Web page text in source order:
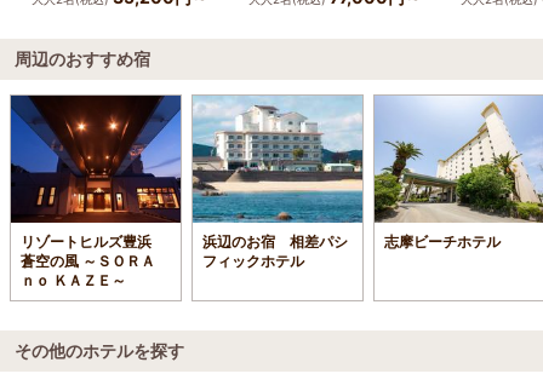
周辺のおすすめ宿
リゾートヒルズ豊浜
蒼空の風 ～ＳＯＲＡ
ｎｏ ＫＡＺＥ～
浜辺のお宿 相差パシ
フィックホテル
志摩ビーチホテル
その他のホテルを探す